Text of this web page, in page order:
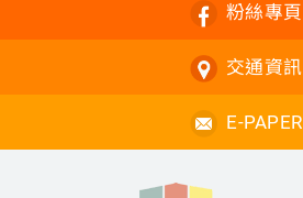
粉絲專頁
交通資訊
E-PAPER